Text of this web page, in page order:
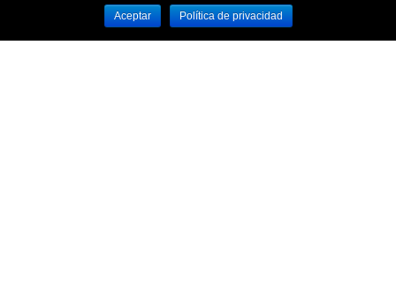
Desarrollado por MJTEC.
Aceptar Política de privacidad